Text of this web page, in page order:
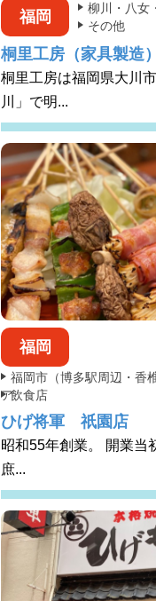
福岡
柳川・八女
その他
桐里工房（家具製造）
桐里工房は福岡県大川
川」で明...
福岡
福岡市（博多駅周辺・香
ア飲食店
ひげ将軍 祇園店
昭和55年創業。 開業当
庶...